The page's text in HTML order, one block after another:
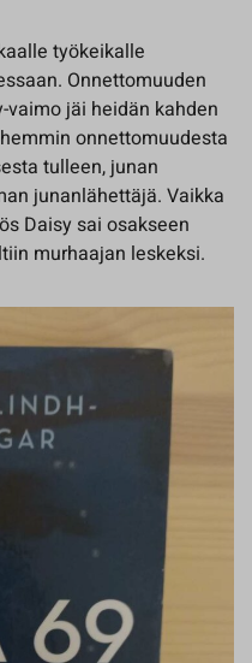
työkeikalle
Onnettomuuden
vaimo jäi heidän kahden
onnettomuudesta
tulleen, junan
junanlähettäjä. Vaikka
Daisy sai osakseen
murhaajan leskeksi.